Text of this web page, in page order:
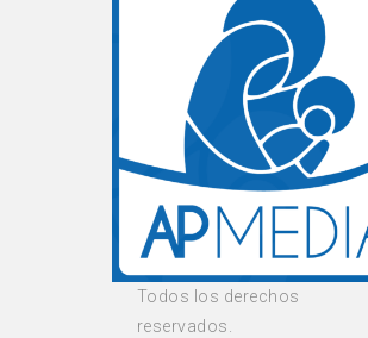
Todos los derechos
reservados.